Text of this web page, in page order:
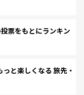
票をもとにランキン
と楽しくなる 旅先・